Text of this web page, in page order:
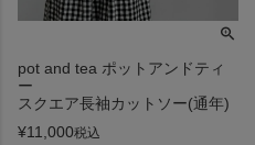
pot and tea ポットアンドティ
ー
スクエア長袖カットソー(通年)
¥11,000税込